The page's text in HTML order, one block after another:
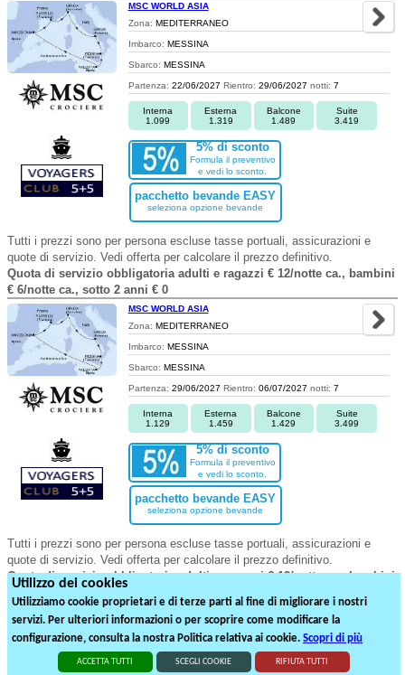
Utilizzo dei cookies
Utilizziamo cookie proprietari e di terze parti al fine di migliorare i nostri
servizi. Per ulteriori informazioni o per scoprire come modificare la
configurazione, consulta la nostra Politica relativa ai cookie. Scopri di più
ACCETTA TUTTI SCEGLI COOKIE RIFIUTA TUTTI
MSC WORLD ASIA
Zona: MEDITERRANEO
Imbarco: MESSINA
Sbarco: MESSINA
Partenza: 22/06/2027 Rientro: 29/06/2027 notti: 7
Interna
1.099
Esterna
1.319
Balcone
1.489
Suite
3.419
5% di sconto
Formula il preventivo
e vedi lo sconto.
pacchetto bevande EASY
seleziona opzione bevande
Tutti i prezzi sono per persona escluse tasse portuali, assicurazioni e
quote di servizio. Vedi offerta per calcolare il prezzo definitivo.
Quota di servizio obbligatoria adulti e ragazzi € 12/notte ca., bambini
€ 6/notte ca., sotto 2 anni € 0
MSC WORLD ASIA
Zona: MEDITERRANEO
Imbarco: MESSINA
Sbarco: MESSINA
Partenza: 29/06/2027 Rientro: 06/07/2027 notti: 7
Interna
1.129
Esterna
1.459
Balcone
1.429
Suite
3.499
5% di sconto
Formula il preventivo
e vedi lo sconto.
pacchetto bevande EASY
seleziona opzione bevande
Tutti i prezzi sono per persona escluse tasse portuali, assicurazioni e
quote di servizio. Vedi offerta per calcolare il prezzo definitivo.
Quota di servizio obbligatoria adulti e ragazzi € 12/notte ca., bambini
1 2 3 4 5 6
109partenze suddivise in6pagine